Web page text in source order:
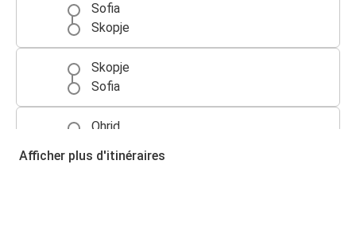
Sofia
Skopje
Skopje
Sofia
Ohrid
Afficher plus d'itinéraires